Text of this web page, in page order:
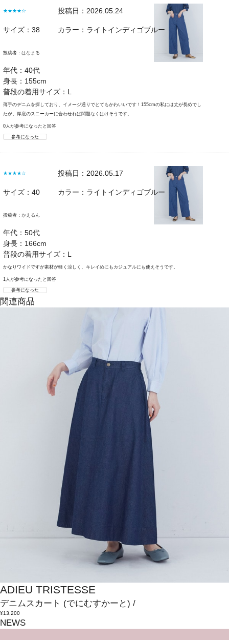
★★★★☆ 投稿日：2026.05.24
サイズ：38 カラー：ライトインディゴブルー
投稿者：はなまる
年代：40代
身長：155cm
普段の着用サイズ：L
薄手のデニムを探しており、イメージ通りでとてもかわいいです！155cmの私には丈が長めでし
たが、厚底のスニーカーに合わせれば問題なくはけそうです。
0人が参考になったと回答
参考になった
★★★★☆ 投稿日：2026.05.17
サイズ：40 カラー：ライトインディゴブルー
投稿者：かえるん
年代：50代
身長：166cm
普段の着用サイズ：L
かなりワイドですが素材が軽く涼しく、キレイめにもカジュアルにも使えそうです。
1人が参考になったと回答
参考になった
関連商品
ADIEU TRISTESSE
デニムスカート (でにむすかーと) /
¥13,200
NEWS